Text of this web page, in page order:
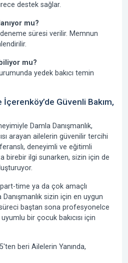
destek sağlar.
mu?
süresi verilir. Memnun
mu?
yedek bakıcı temin
İçerenköy’de Güvenli Bakım,
Damla Danışmanlık,
arayan ailelerin güvenilir tercihi
deneyimli ve eğitimli
birebir ilgi sunarken, sizin için de
time ya da çok amaçlı
Danışmanlık sizin için en uygun
süreci baştan sona profesyonelce
bir çocuk bakıcısı için
beri Ailelerin Yanında,